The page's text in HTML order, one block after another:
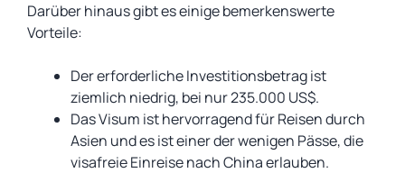
Darüber hinaus gibt es einige bemerkenswerte
Vorteile:
Der erforderliche Investitionsbetrag ist
ziemlich niedrig, bei nur 235.000 US$.
Das Visum ist hervorragend für Reisen durch
Asien und es ist einer der wenigen Pässe, die
visafreie Einreise nach China erlauben.